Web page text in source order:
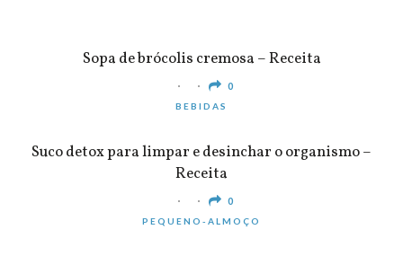
Sopa de brócolis cremosa – Receita
0
BEBIDAS
Suco detox para limpar e desinchar o organismo –
Receita
0
PEQUENO-ALMOÇO